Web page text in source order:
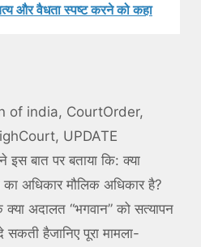
और वैधता स्पष्ट करने को कहा
of india, CourtOrder,
, UPDATE
इस बात पर बताया कि: क्या
का अधिकार मौलिक अधिकार है?
अदालत “भगवान” को सत्यापन
हैजानिए पूरा मामला-